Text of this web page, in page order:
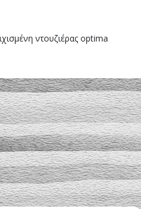
ντουζιέρας optima